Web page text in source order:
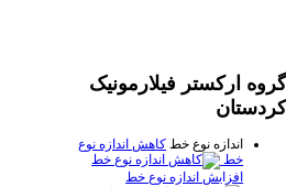
ارکستر فیلارمونیک
اندازه نوع خط کاهش اندازه نوع
خط
افزایش اندازه نوع خط